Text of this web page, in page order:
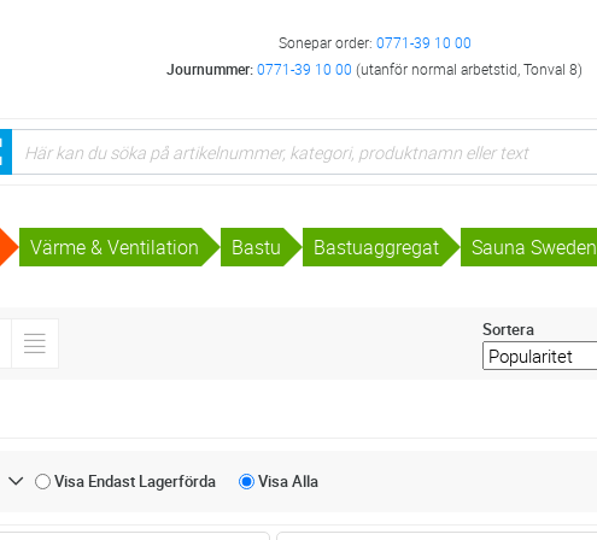
Sonepar order: 0771-39 10 00
Journummer:0771-39 10 00 (utanför normal arbetstid, Tonval 8)
Värme & Ventilation Bastu Bastuaggregat Sauna Sweden
Sortera
Visa Endast Lagerförda VisaAlla